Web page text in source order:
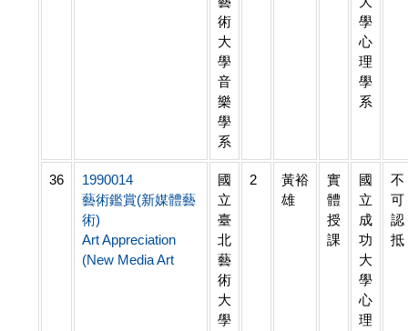
術
大
學
音
樂
學
系
學
心
理
學
系
36
1990014
藝術鑑賞(新媒體藝
術)
Art Appreciation
(New Media Art
國
立
臺
北
藝
術
大
學
2
黃裕
雄
實
體
授
課
國
立
成
功
大
學
心
理
不
可
認
抵